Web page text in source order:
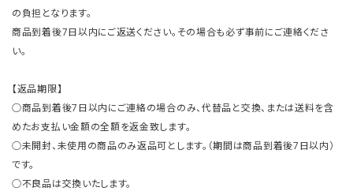
の負担となります。
商品到着後7日以内にご返送ください。その場合も必ず事前にご連絡くださ
い。
【返品期限】
○商品到着後7日以内にご連絡の場合のみ、代替品と交換、または送料を含
めたお支払い金額の全額を返金致します。
○未開封、未使用の商品のみ返品可とします。（期間は商品到着後7日以内）
です。
○不良品は交換いたします。